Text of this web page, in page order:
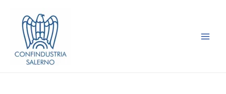
contenuto